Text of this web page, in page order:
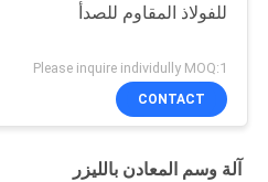
للفولاذ المقاوم للصدأ
Please inquire individully MOQ:1
CONTACT
آلة وسم المعادن بالليزر